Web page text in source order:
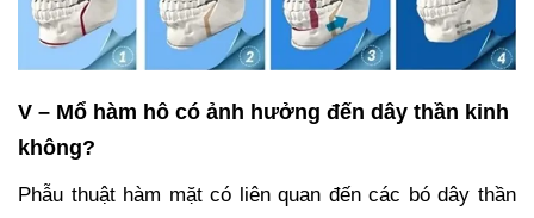
V – Mổ hàm hô có ảnh hưởng đến dây thần kinh
không?
Phẫu thuật hàm mặt có liên quan đến các bó dây thần